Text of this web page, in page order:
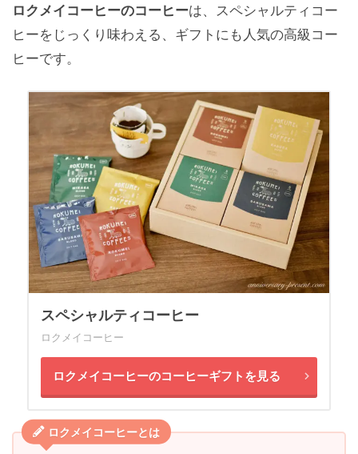
ロクメイコーヒーのコーヒーは、スペシャルティコー
ヒーをじっくり味わえる、ギフトにも人気の高級コー
ヒーです。
スペシャルティコーヒー
ロクメイコーヒー
ロクメイコーヒーのコーヒーギフトを見る
ロクメイコーヒーとは